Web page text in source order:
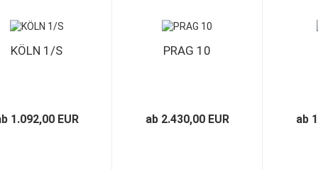
KÖLN 1/S
1.092,00 EUR
PRAG 10
ab 2.430,00 EUR ab